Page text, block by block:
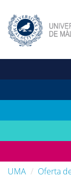
UMA
Oferta